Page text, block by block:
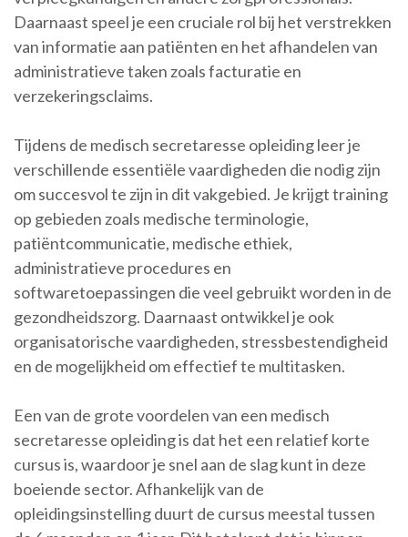
Daarnaast speel je een cruciale rol bij het verstrekken
van informatie aan patiënten en het afhandelen van
administratieve taken zoals facturatie en
verzekeringsclaims.
Tijdens de medisch secretaresse opleiding leer je
verschillende essentiële vaardigheden die nodig zijn
om succesvol te zijn in dit vakgebied. Je krijgt training
op gebieden zoals medische terminologie,
patiëntcommunicatie, medische ethiek,
administratieve procedures en
softwaretoepassingen die veel gebruikt worden in de
gezondheidszorg. Daarnaast ontwikkel je ook
organisatorische vaardigheden, stressbestendigheid
en de mogelijkheid om effectief te multitasken.
Een van de grote voordelen van een medisch
secretaresse opleiding is dat het een relatief korte
cursus is, waardoor je snel aan de slag kunt in deze
boeiende sector. Afhankelijk van de
opleidingsinstelling duurt de cursus meestal tussen